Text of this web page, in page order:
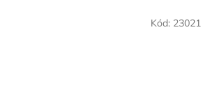
Kód: 23021